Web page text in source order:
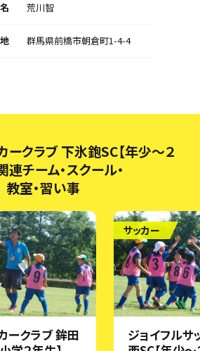
荒川智
群馬県前橋市朝倉町1-4-4
ークラブ 下氷鉋SC【年少～２
連チーム・スクール・
教室・習い事
ークラブ 鉾田
サッカー
ジョイフルサ